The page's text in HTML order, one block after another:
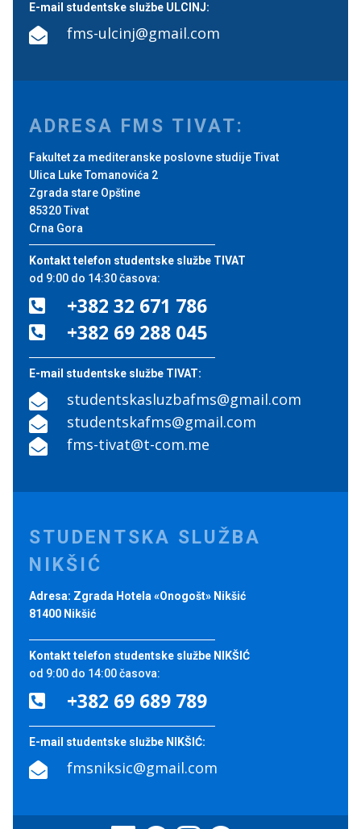
E-mail studentske službe ULCINJ:
 fms-ulcinj@gmail.com
ADRESA FMS TIVAT:
Fakultet za mediteranske poslovne studije Tivat
Ulica Luke Tomanovića 2
Zgrada stare Opštine
85320 Tivat
Crna Gora
Kontakt telefon studentske službe TIVAT
od 9:00 do 14:30 časova:
 +382 32 671 786
 +382 69 288 045
E-mail studentske službe TIVAT:
 studentskasluzbafms@gmail.com
 studentskafms@gmail.com
 fms-tivat@t-com.me
STUDENTSKA SLUŽBA
NIKŠIĆ
Adresa: Zgrada Hotela «Onogošt» Nikšić
81400 Nikšić
Kontakt telefon studentske službe NIKŠIĆ
od 9:00 do 14:00 časova:
 +382 69 689 789
E-mail studentske službe NIKŠIĆ:
 fmsniksic@gmail.com